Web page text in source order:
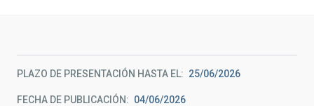
PLAZO DE PRESENTACIÓN HASTA EL 25/06/2026
FECHA DE PUBLICACIÓN 04/06/2026